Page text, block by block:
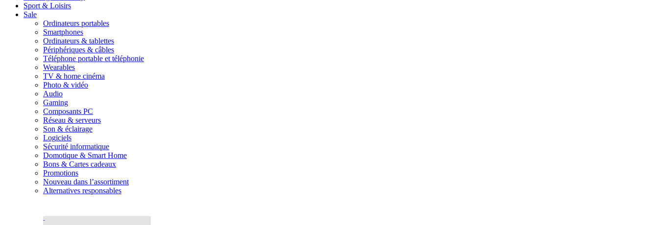
Sport & Loisirs
Sale
Ordinateurs portables
Smartphones
Ordinateurs & tablettes
Périphériques & câbles
Téléphone portable et téléphonie
Wearables
TV & home cinéma
Photo & vidéo
Audio
Gaming
Composants PC
Réseau & serveurs
Son & éclairage
Logiciels
Sécurité informatique
Domotique & Smart Home
Bons & Cartes cadeaux
Promotions
Nouveau dans l’assortiment
Alternatives responsables